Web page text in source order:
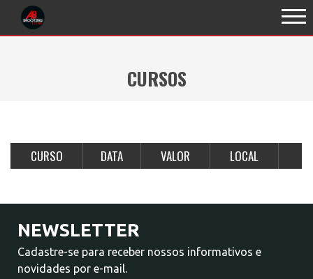
CURSOS
CURSO DATA VALOR LOCAL
NEWSLETTER
Cadastre-se para receber nossos informativos e
novidades por e-mail.